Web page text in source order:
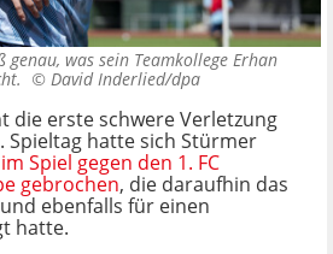
was sein Teamkollege Erhan
© David Inderlied/dpa
die erste schwere Verletzung
Spieltag hatte sich Stürmer
Spiel gegen den 1. FC
gebrochen, die daraufhin das
ebenfalls für einen
hatte.